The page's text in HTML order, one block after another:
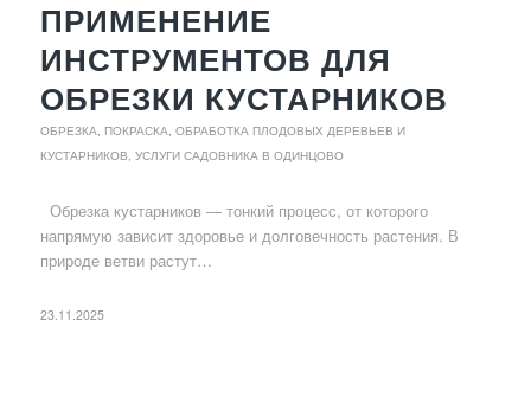
ПРИМЕНЕНИЕ
ИНСТРУМЕНТОВ ДЛЯ
ОБРЕЗКИ КУСТАРНИКОВ
ОБРЕЗКА, ПОКРАСКА, ОБРАБОТКА ПЛОДОВЫХ ДЕРЕВЬЕВ И
КУСТАРНИКОВ УСЛУГИ САДОВНИКА В ОДИНЦОВО
Обрезка кустарников — тонкий процесс, от которого
напрямую зависит здоровье и долговечность растения. В
природе ветви растут…
23.11.2025